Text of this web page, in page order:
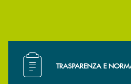
Hai bisogno di alcuni
TRASPARENZA E